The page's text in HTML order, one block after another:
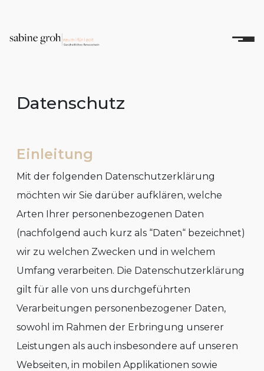
Datenschutz
Einleitung
Mit der folgenden Datenschutzerklärung
möchten wir Sie darüber aufklären, welche
Arten Ihrer personenbezogenen Daten
(nachfolgend auch kurz als “Daten“ bezeichnet)
wir zu welchen Zwecken und in welchem
Umfang verarbeiten. Die Datenschutzerklärung
gilt für alle von uns durchgeführten
Verarbeitungen personenbezogener Daten,
sowohl im Rahmen der Erbringung unserer
Leistungen als auch insbesondere auf unseren
Webseiten, in mobilen Applikationen sowie